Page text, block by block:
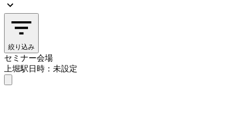
絞り込み
セミナー会場
上堀駅日時：未設定